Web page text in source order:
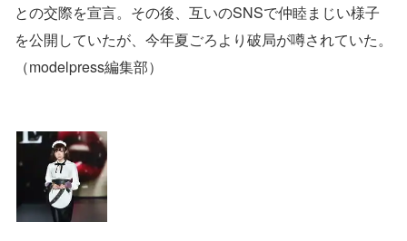
との交際を宣言。その後、互いのSNSで仲睦まじい様子
を公開していたが、今年夏ごろより破局が噂されていた。
（modelpress編集部）